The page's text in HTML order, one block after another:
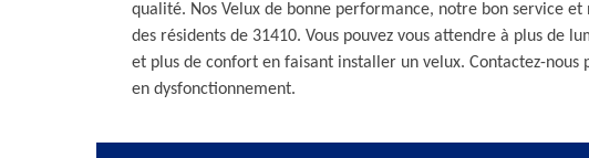
qualité. Nos Velux de bonne performance, notre bon service
des résidents de 31410. Vous pouvez vous attendre à plus de
et plus de confort en faisant installer un velux. Contactez-
en dysfonctionnement.